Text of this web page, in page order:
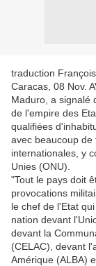
traduction
Caracas, 08 Nov.
Maduro, a signalé
de l'empire des
qualifiées
avec beaucoup de
internationales, y
Unies (ONU).
"Tout le pays doit
provocations
le chef de l'Etat
nation devant
devant la
(CELAC), devant
Amérique (ALBA)